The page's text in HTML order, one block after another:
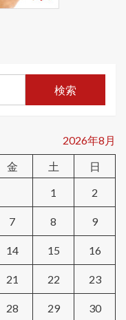
検索
2026年8月
金 土
日
1
2
7 8 9
14 15 16
21 22 23
28 29 30